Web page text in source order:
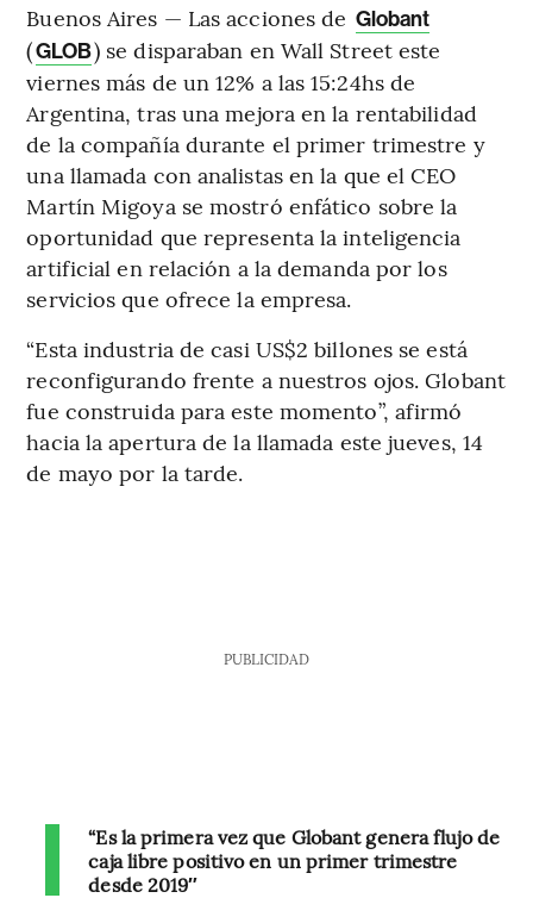
Buenos Aires — Las acciones de Globant
(GLOB) se disparaban en Wall Street este
viernes más de un 12% a las 15:24hs de
Argentina, tras una mejora en la rentabilidad
de la compañía durante el primer trimestre y
una llamada con analistas en la que el CEO
Martín Migoya se mostró enfático sobre la
oportunidad que representa la inteligencia
artificial en relación a la demanda por los
servicios que ofrece la empresa.
“Esta industria de casi US$2 billones se está
reconfigurando frente a nuestros ojos. Globant
fue construida para este momento”, afirmó
hacia la apertura de la llamada este jueves, 14
de mayo por la tarde.
PUBLICIDAD
“Es la primera vez que Globant genera flujo de
caja libre positivo en un primer trimestre
desde 2019″